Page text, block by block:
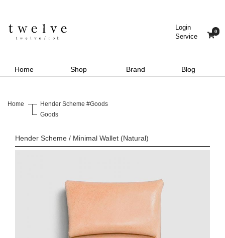
Login
Service
0
Home Shop Brand Blog
Home
Hender Scheme #Goods
Goods
Hender Scheme / Minimal Wallet (Natural)